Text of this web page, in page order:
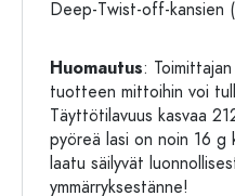
Deep-Twist-off-kansien
Huomautus:
tuotteen mittoihin voi
Täyttötilavuus kasvaa
pyöreä lasi on noin 16 g
laatu säilyvät
ymmärryksestänne!